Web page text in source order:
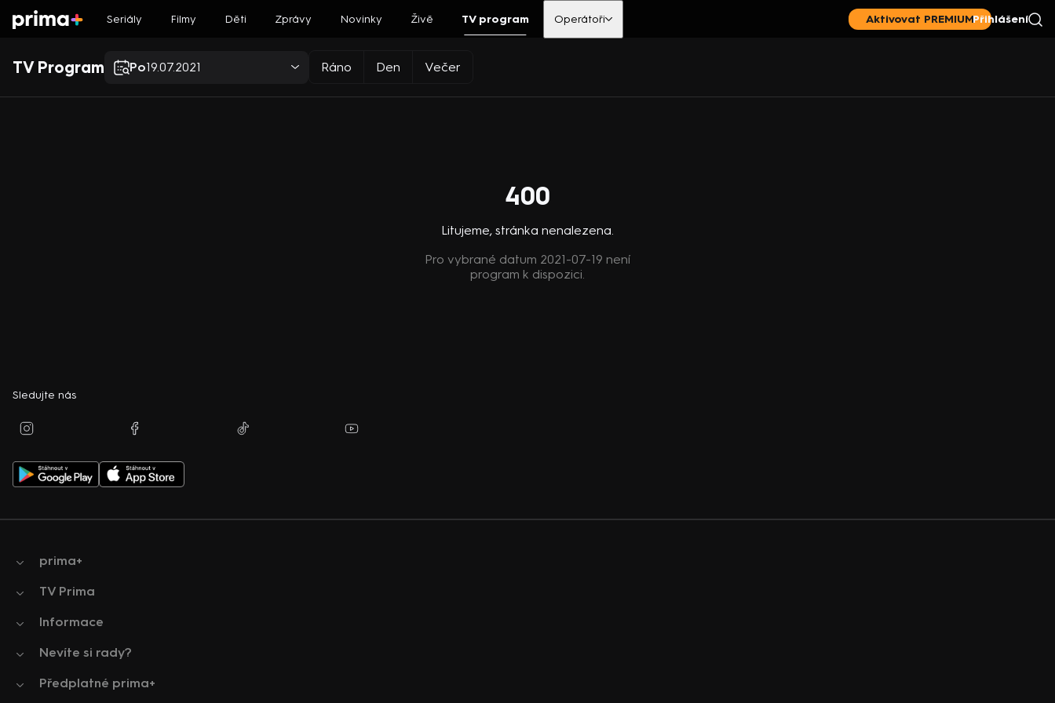
Aktivovat PREMIUM |
Přihlášení
Seriály Filmy Děti Zprávy Novinky Živě TV program Operátoři
TV Program Po19.07.2021 Ráno Den Večer
400
Litujeme, stránka nenalezena.
Pro vybrané datum 2021-07-19 není
program k dispozici.
Sledujte nás
prima+
TV Prima
Informace
Nevíte si rady?
Předplatné prima+